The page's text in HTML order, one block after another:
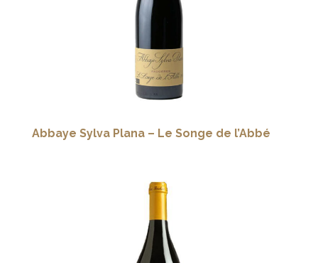
Abbaye Sylva Plana – Le Songe de l’Abbé